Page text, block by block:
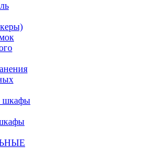
шкафы